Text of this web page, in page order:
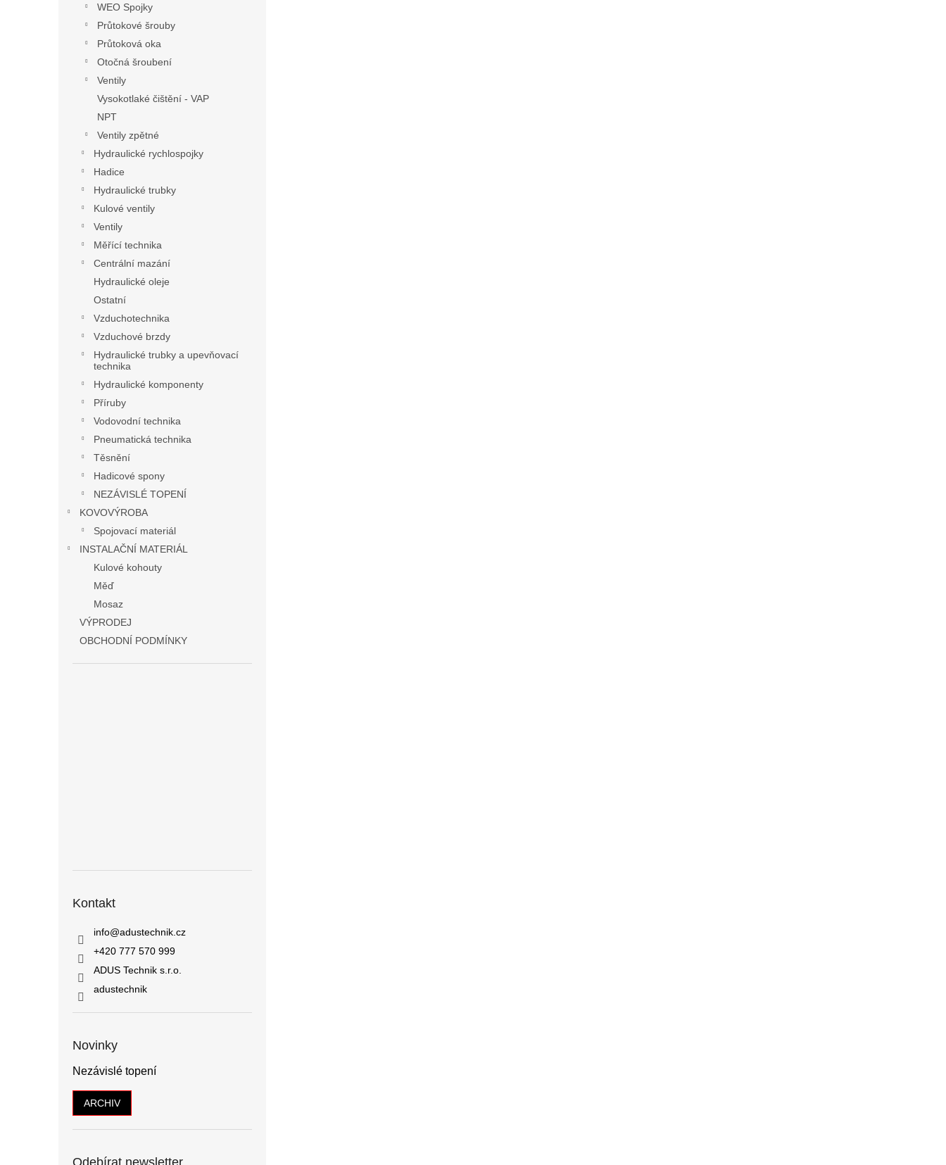
WEO Spojky
Průtokové šrouby
Průtoková oka
Otočná šroubení
Ventily
Vysokotlaké čištění - VAP
NPT
Ventily zpětné
Hydraulické rychlospojky
Hadice
Hydraulické trubky
Kulové ventily
Ventily
Měřící technika
Centrální mazání
Hydraulické oleje
Ostatní
Vzduchotechnika
Vzduchové brzdy
Hydraulické trubky a upevňovací
technika
Hydraulické komponenty
Příruby
Vodovodní technika
Pneumatická technika
Těsnění
Hadicové spony
NEZÁVISLÉ TOPENÍ
KOVOVÝROBA
Spojovací materiál
INSTALAČNÍ MATERIÁL
Kulové kohouty
Měď
Mosaz
VÝPRODEJ
OBCHODNÍ PODMÍNKY
Kontakt
info@adustechnik.cz
+420 777 570 999
ADUS Technik s.r.o.
adustechnik
Novinky
Nezávislé topení
ARCHIV